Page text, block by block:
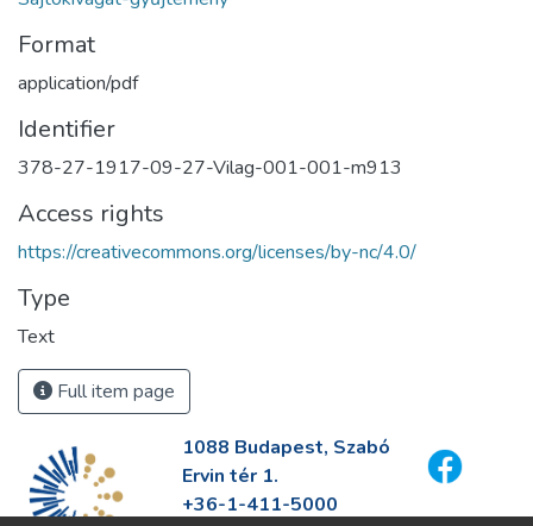
Format
application/pdf
Identifier
378-27-1917-09-27-Vilag-001-001-m913
Access rights
https://creativecommons.org/licenses/by-nc/4.0/
Type
Text
Full item page
1088 Budapest, Szabó
Ervin tér 1.
+36-1-411-5000